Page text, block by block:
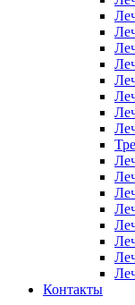
Контакты